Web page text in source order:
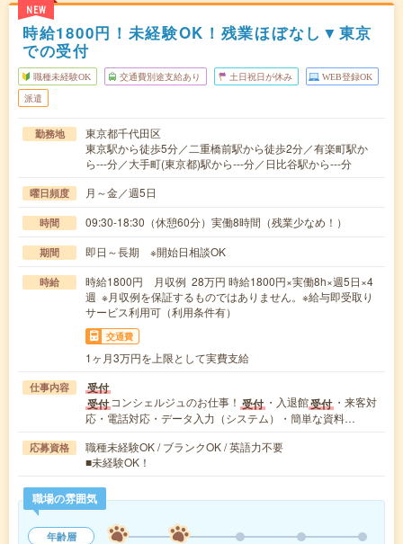
NEW
時給1800円！未経験OK！残業ほぼなし▼東京
での受付
職種未経験OK 交通費別途支給あり 土日祝日が休み WEB登録OK
派遣
勤務地
東京都千代田区
東京駅から徒歩5分／二重橋前駅から徒歩2分／有楽町駅か
ら---分／大手町(東京都)駅から---分／日比谷駅から---分
曜日頻度 月～金／週5日
時間 09:30-18:30（休憩60分）実働8時間（残業少なめ！）
期間 即日～長期 ※開始日相談OK
時給
時給1800円 月収例 28万円 時給1800円×実働8h×週5日×4
週 ※月収例を保証するものではありません。※給与即受取り
サービス利用可（利用条件有）
交通費
1ヶ月3万円を上限として実費支給
仕事内容
受付
受付コンシェルジュのお仕事！ 受付 ・入退館受付 ・来客対
応・電話対応・データ入力（システム）・簡単な資料…
応募資格
職種未経験OK / ブランクOK / 英語力不要
■未経験OK！
職場の雰囲気
年齢層